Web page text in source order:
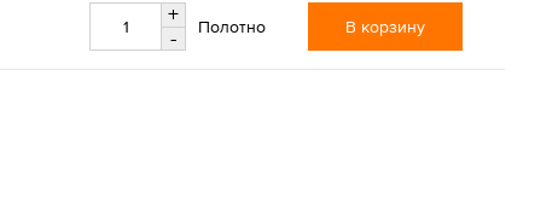
+
-
Полотно В корзину